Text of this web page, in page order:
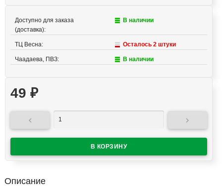
Доступно для заказа
(доставка):
В наличии
ТЦ Весна: Осталось 2 штуки
Чаадаева, ПВЗ: В наличии
49 ₽
 
Описание